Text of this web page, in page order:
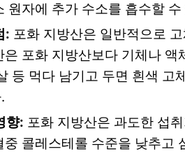
원자에 추가 수소를 흡수할
: 포화 지방산은 일반적으로
은 포화 지방산보다 기체나
등 먹다 남기고 두면 흰색 고
향: 포화 지방산은 과도한 섭
중 콜레스테롤 수준을 낮추고